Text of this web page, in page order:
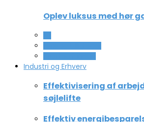
Oplev luksus med hør
Industri og Erhverv
Effektivisering af
søjlelifte
Effektiv